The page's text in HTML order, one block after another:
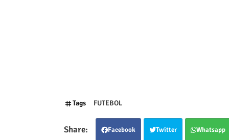
Tags FUTEBOL
Facebook Twitter Whatsapp